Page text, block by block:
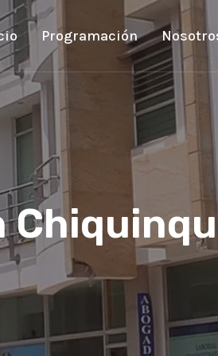
Programación